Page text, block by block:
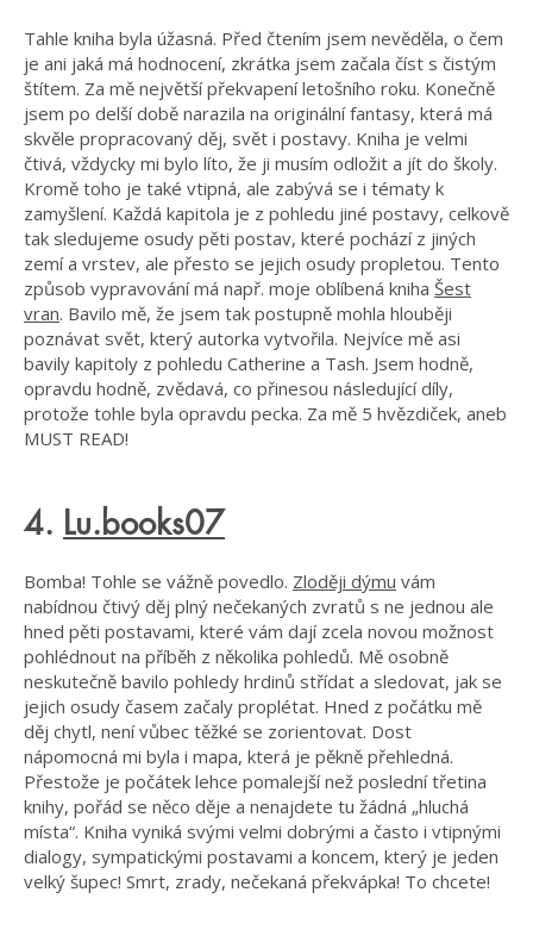
Tahle kniha byla úžasná. Před čtením jsem nevěděla, o čem
je ani jaká má hodnocení, zkrátka jsem začala číst s čistým
štítem. Za mě největší překvapení letošního roku. Konečně
jsem po delší době narazila na originální fantasy, která má
skvěle propracovaný děj, svět i postavy. Kniha je velmi
čtivá, vždycky mi bylo líto, že ji musím odložit a jít do školy.
Kromě toho je také vtipná, ale zabývá se i tématy k
zamyšlení. Každá kapitola je z pohledu jiné postavy, celkově
tak sledujeme osudy pěti postav, které pochází z jiných
zemí a vrstev, ale přesto se jejich osudy propletou. Tento
způsob vypravování má např. moje oblíbená kniha Šest
vran. Bavilo mě, že jsem tak postupně mohla hlouběji
poznávat svět, který autorka vytvořila. Nejvíce mě asi
bavily kapitoly z pohledu Catherine a Tash. Jsem hodně,
opravdu hodně, zvědavá, co přinesou následující díly,
protože tohle byla opravdu pecka. Za mě 5 hvězdiček, aneb
MUST READ!
4. Lu.books07
Bomba! Tohle se vážně povedlo. Zloději dýmu vám
nabídnou čtivý děj plný nečekaných zvratů s ne jednou ale
hned pěti postavami, které vám dají zcela novou možnost
pohlédnout na příběh z několika pohledů. Mě osobně
neskutečně bavilo pohledy hrdinů střídat a sledovat, jak se
jejich osudy časem začaly proplétat. Hned z počátku mě
děj chytl, není vůbec těžké se zorientovat. Dost
nápomocná mi byla i mapa, která je pěkně přehledná.
Přestože je počátek lehce pomalejší než poslední třetina
knihy, pořád se něco děje a nenajdete tu žádná „hluchá
místa“. Kniha vyniká svými velmi dobrými a často i vtipnými
dialogy, sympatickými postavami a koncem, který je jeden
velký šupec! Smrt, zrady, nečekaná překvápka! To chcete!